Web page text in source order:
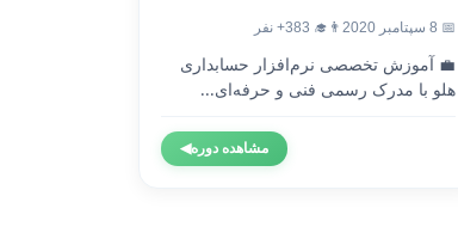
📅 8 سپتامبر 2020 👨‍🎓 383+ نفر
💼 آموزش تخصصی نرم‌افزار حسابداری
هلو با مدرک رسمی فنی و حرفه‌ای...
مشاهده دوره◀